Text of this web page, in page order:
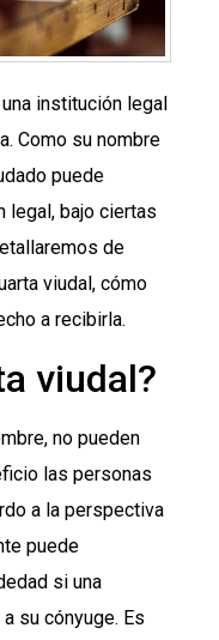
institución legal
Como su nombre
puede
legal, bajo ciertas
de
viudal, cómo
a recibirla.
viudal?
no pueden
las personas
a la perspectiva
puede
si una
su cónyuge. Es